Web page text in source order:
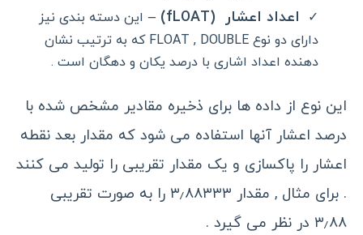
اعداد اعشار (fLOAT) –
این دسته بندی نیز
دارای دو نوع FLOAT , DOUBLE که به ترتیب نشان
دهنده اعداد اشاری با درصد یکان و دهگان است .
این نوع از داده ها برای ذخیره مقادیر مشخص شده با
درصد اعشار آنها استفاده می شود که مقدار بعد نقطه
اعشار را پاکسازی و یک مقدار تقریبی را تولید می کنند
. برای مثال , مقدار ۳٫۸۸۳۳۳ را به صورت تقریبی
۳٫۸۸ در نظر می گیرد .